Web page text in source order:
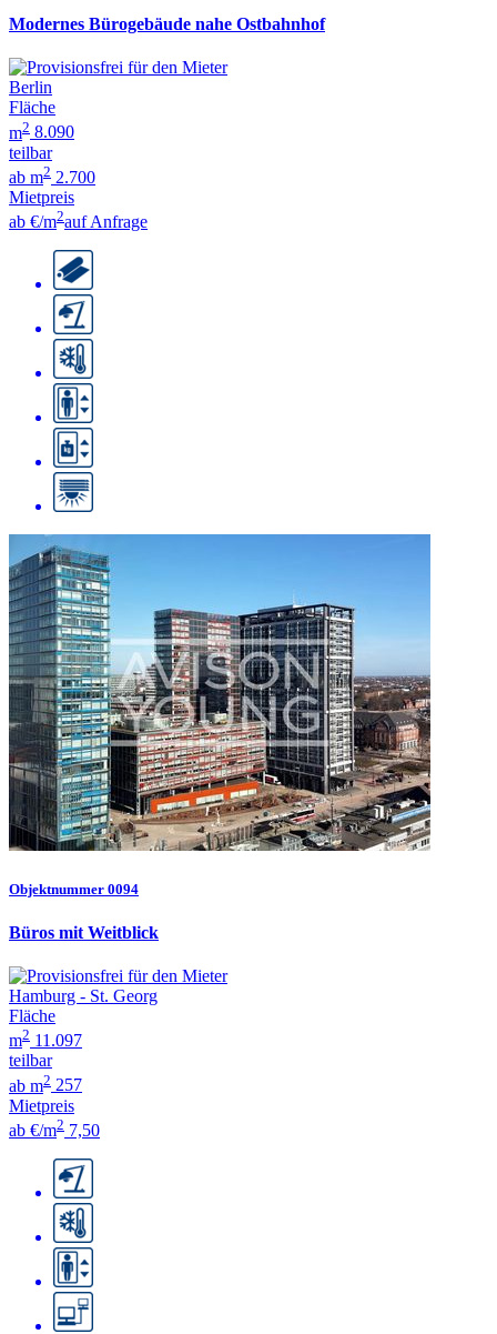
Modernes Bürogebäude nahe Ostbahnhof
Berlin
Fläche
m2 8.090
teilbar
ab m2 2.700
Mietpreis
ab €/m2auf Anfrage
Objektnummer 0094
Büros mit Weitblick
Hamburg - St. Georg
Fläche
m2 11.097
teilbar
ab m2 257
Mietpreis
ab €/m2 7,50